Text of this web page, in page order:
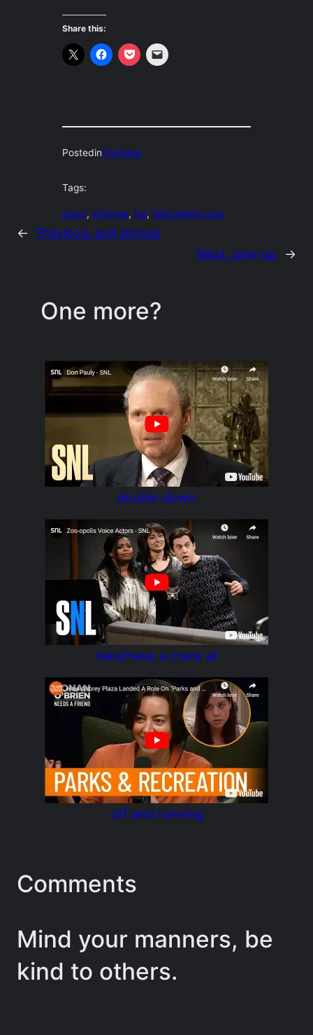
Share this:
PostedinYouTube
Tags:
idiom, informal, list, WatchMojo.com
← Previous: pull strings
Next: one-up →
One more?
double down
take/have a crack at
off and running
Comments
Mind your manners, be
kind to others.